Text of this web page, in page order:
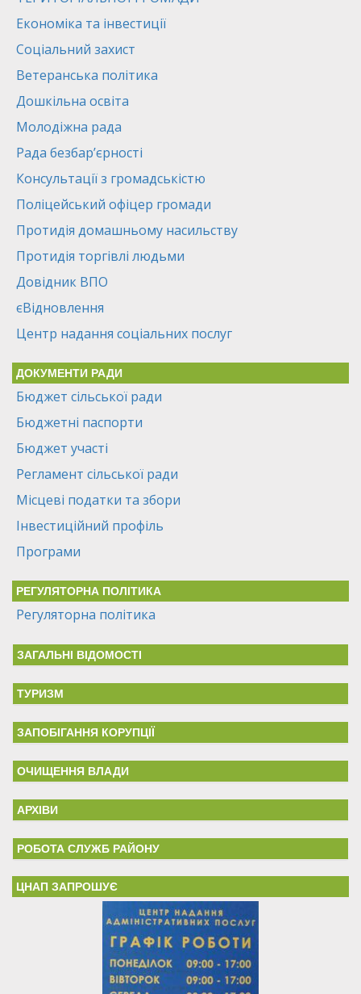
Економіка та інвестиції
Соціальний захист
Ветеранська політика
Дошкільна освіта
Молодіжна рада
Рада безбар’єрності
Консультації з громадськістю
Поліцейський офіцер громади
Протидія домашньому насильству
Протидія торгівлі людьми
Довідник ВПО
єВідновлення
Центр надання соціальних послуг
ДОКУМЕНТИ РАДИ
Бюджет сільської ради
Бюджетні паспорти
Бюджет участі
Регламент сільської ради
Місцеві податки та збори
Інвестиційний профіль
Програми
РЕГУЛЯТОРНА ПОЛІТИКА
Регуляторна політика
ЗАГАЛЬНІ ВІДОМОСТІ
ТУРИЗМ
ЗАПОБІГАННЯ КОРУПЦІЇ
ОЧИЩЕННЯ ВЛАДИ
АРХІВИ
РОБОТА СЛУЖБ РАЙОНУ
ЦНАП ЗАПРОШУЄ